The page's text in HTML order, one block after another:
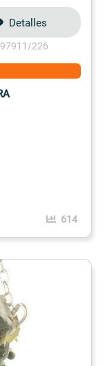
Detalles
226
614